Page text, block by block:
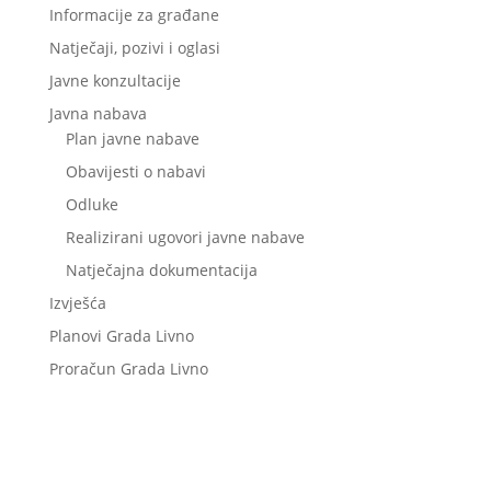
Informacije za građane
Natječaji, pozivi i oglasi
Javne konzultacije
Javna nabava
Plan javne nabave
Obavijesti o nabavi
Odluke
Realizirani ugovori javne nabave
Natječajna dokumentacija
Izvješća
Planovi Grada Livno
Proračun Grada Livno